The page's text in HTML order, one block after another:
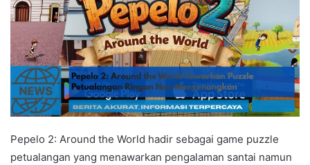
Pepelo 2: Around the World hadir sebagai game puzzle
petualangan yang menawarkan pengalaman santai namun